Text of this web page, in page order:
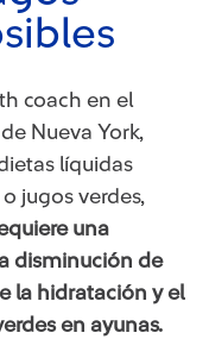
coach en el
Nueva York,
líquidas
jugos verdes,
una
disminución de
la hidratación y el
en ayunas.